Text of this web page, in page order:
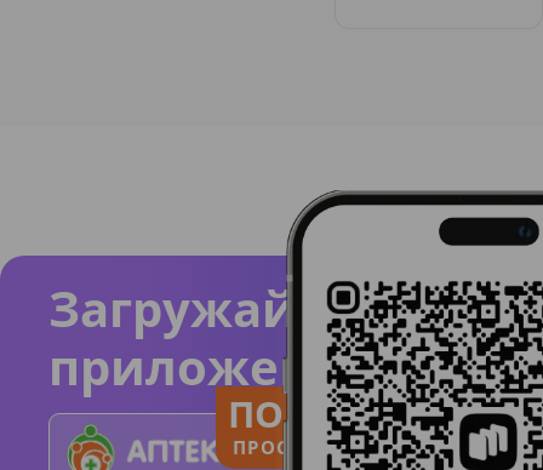
Загружайте
приложение
ПОЛЬЗУЙСЯ
ПРОСТО И ПОНЯТНО